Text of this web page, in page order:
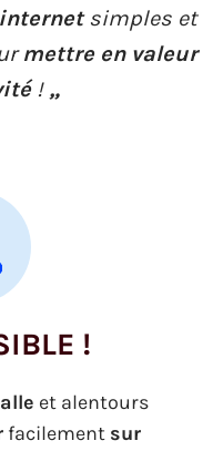
simples et
mettre en valeur
! „
!
et alentours
facilement sur